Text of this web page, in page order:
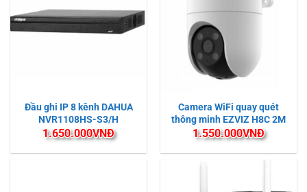
Đầu ghi IP 8 kênh DAHUA
NVR1108HS-S3/H
1.650.000VNĐ
Camera WiFi quay quét
thông minh EZVIZ H8C 2M
1.550.000VNĐ